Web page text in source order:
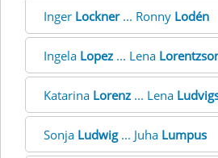
Inger Lockner... Ronny Lodén
Ingela Lopez ... Lena
Katarina Lorenz ... Lena
Sonja Ludwig... Juha Lumpus